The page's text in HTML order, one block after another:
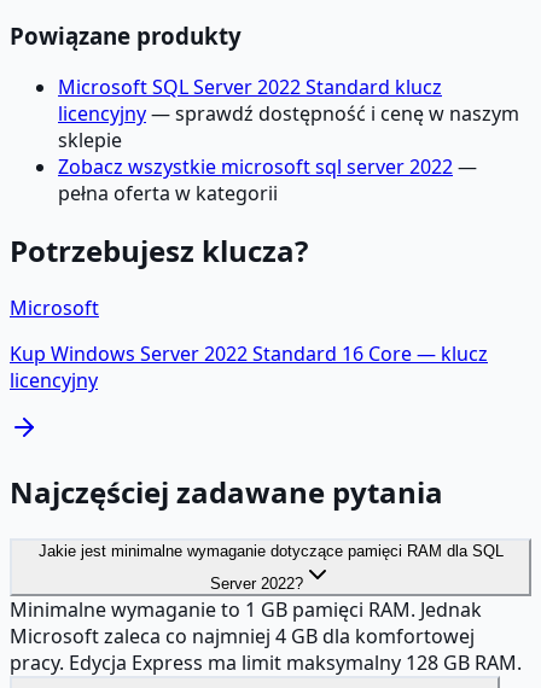
Powiązane produkty
Microsoft SQL Server 2022 Standard klucz
licencyjny— sprawdź dostępność i cenę w naszym
sklepie
Zobacz wszystkie microsoft sql server 2022—
pełna oferta w kategorii
Potrzebujesz klucza?
Microsoft
Kup Windows Server 2022 Standard 16 Core— klucz
licencyjny
Najczęściej zadawane pytania
Jakie jest minimalne wymaganie dotyczące pamięci RAM dla SQL
Server 2022?
Minimalne wymaganie to 1 GB pamięci RAM. Jednak
Microsoft zaleca co najmniej 4 GB dla komfortowej
pracy. Edycja Express ma limit maksymalny 128 GB RAM.